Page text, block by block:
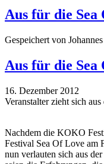
Aus für die Sea
Gespeichert von
Aus für die Sea
16. Dezember 2012
Veranstalter zieht sich
Nachdem die KOKO
Festival Sea Of Love am
nun verlauten sich aus